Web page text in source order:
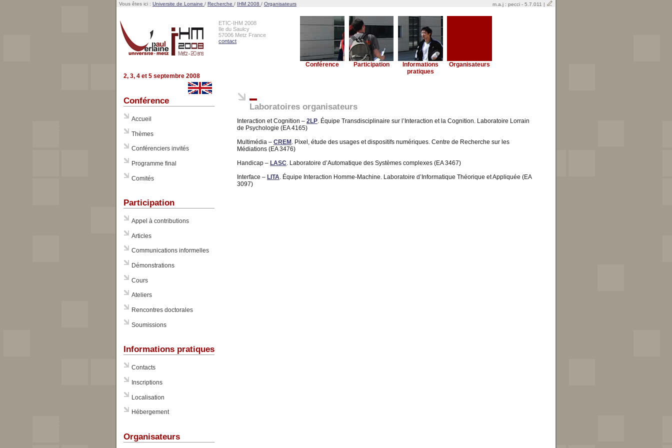
m.a.j : pecci - 5.7.011 |
Vous êtes ici : Universite de Lorraine / Recherche / IHM 2008 / Organisateurs
ETIC-IHM 2008
Ile du Saulcy
57006 Metz France
contact
Conférence Participation
Informations
pratiques
Organisateurs
2, 3, 4 et 5 septembre 2008
Conférence
Accueil
Thèmes
Conférenciers invités
Programme final
Comités
Participation
Appel à contributions
Articles
Communications informelles
Démonstrations
Cours
Ateliers
Rencontres doctorales
Soumissions
Informations pratiques
Contacts
Inscriptions
Localisation
Hébergement
Organisateurs
Laboratoires organisateurs
Interaction et Cognition –2LP. Équipe Transdisciplinaire sur l’Interaction et la Cognition. Laboratoire Lorrain
de Psychologie (EA 4165)
Multimédia –CREM . Pixel, étude des usages et dispositifs numériques. Centre de Recherche sur les
Médiations (EA 3476)
Handicap – LASC. Laboratoire d’Automatique des Systèmes complexes (EA 3467)
Interface – LITA. Équipe Interaction Homme-Machine. Laboratoire d’Informatique Théorique et Appliquée (EA
3097)